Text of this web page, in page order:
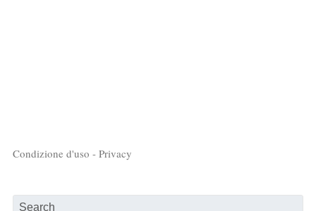
Condizione d'uso - Privacy